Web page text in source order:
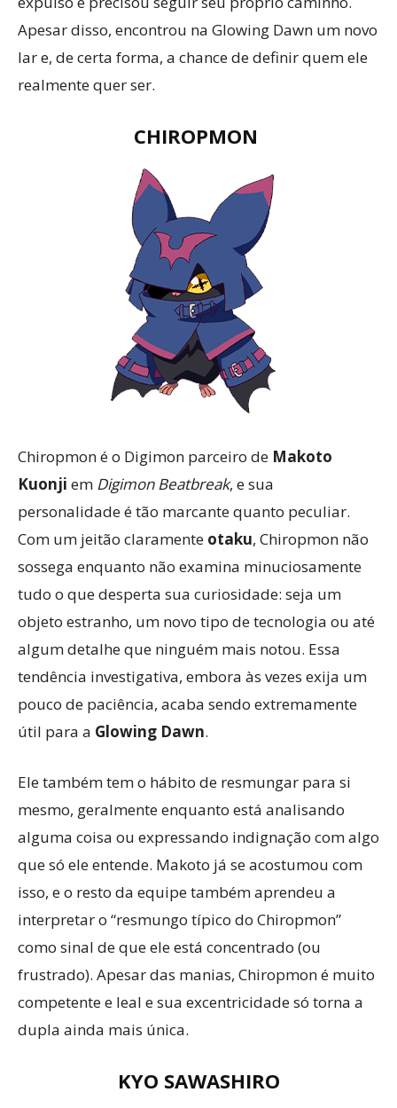
Apesar disso, encontrou na Glowing Dawn um novo
lar e, de certa forma, a chance de definir quem ele
realmente quer ser.
CHIROPMON
Chiropmon é o Digimon parceiro de Makoto
Kuonji em Digimon Beatbreak, e sua
personalidade é tão marcante quanto peculiar.
Com um jeitão claramente otaku, Chiropmon não
sossega enquanto não examina minuciosamente
tudo o que desperta sua curiosidade: seja um
objeto estranho, um novo tipo de tecnologia ou até
algum detalhe que ninguém mais notou. Essa
tendência investigativa, embora às vezes exija um
pouco de paciência, acaba sendo extremamente
útil para a Glowing Dawn.
Ele também tem o hábito de resmungar para si
mesmo, geralmente enquanto está analisando
alguma coisa ou expressando indignação com algo
que só ele entende. Makoto já se acostumou com
isso, e o resto da equipe também aprendeu a
interpretar o “resmungo típico do Chiropmon”
como sinal de que ele está concentrado (ou
frustrado). Apesar das manias, Chiropmon é muito
competente e leal e sua excentricidade só torna a
dupla ainda mais única.
KYO SAWASHIRO